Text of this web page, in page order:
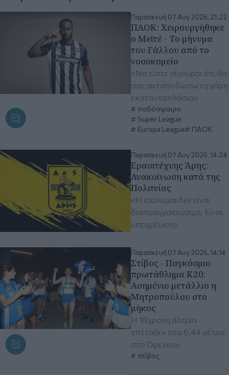
Παρασκευή 07 Αυγ 2026, 21:22
ΠΑΟΚ: Χειρουργήθηκε
ο Μεϊτέ - Το μήνυμα
του Γάλλου από το
νοσοκομείο
«Να είστε σίγουροι ότι θα
σας ανταποδώσω τη χάρη
εκατονταπλάσια»
ποδόσφαιρο
Super League
Europa League
ΠΑΟΚ
Παρασκευή 07 Αυγ 2026, 14:24
Ερασιτέχνης Άρης:
Ανακοίνωση κατά της
Πολιτείας
«Η ισονομία δεν είναι
διαπραγματεύσιμη. Είναι
υποχρέωση»
Παρασκευή 07 Αυγ 2026, 14:14
Στίβος - Παγκόσμιο
πρωτάθλημα Κ20:
Ασημένιο μετάλλιο η
Μητροπούλου στο
μήκος
Η 18χρονη άλτρια
«πέταξε» στα 6,44 μέτρα
στο Όρεγκον
στίβος